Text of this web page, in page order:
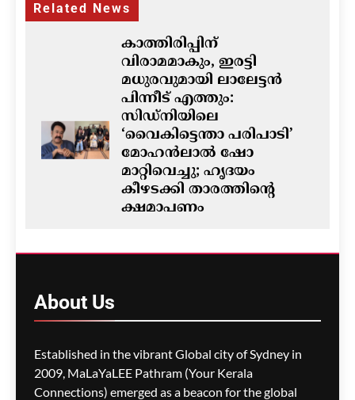
Related News
കാത്തിരിപ്പിന്
വിരാമമാകും, ഇരട്ടി
മധുരവുമായി ലാലേട്ടൻ
പിന്നീട് എത്തും:
സിഡ്നിയിലെ
‘വൈകിട്ടെന്താ പരിപാടി’
മോഹൻലാൽ ഷോ
മാറ്റിവെച്ചു; ഹൃദയം
കീഴടക്കി താരത്തിന്റെ
ക്ഷമാപണം
സർക്കാരിനെതിരെ
പ്രവാസികളിൽ ആശങ്ക
ഗീത ദാസ്‌ 5 hours ago
About Us
Established in the vibrant Global city of Sydney in
2009, MaLaYaLEE Pathram (Your Kerala
Connections) emerged as a beacon for the global